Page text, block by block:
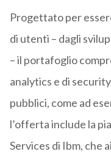
Progettato per
di utenti – dagli
– il portafoglio
analytics e di
pubblici, come ad
l’offerta include la
Services di Ibm, che